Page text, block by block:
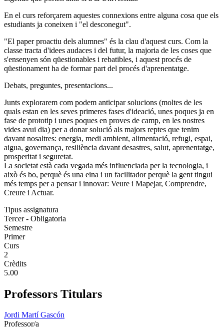
En el curs reforçarem aquestes connexions entre alguna cosa que els
estudiants ja coneixen i "el desconegut".
"El paper proactiu dels alumnes" és la clau d'aquest curs. Com la
classe tracta d'idees audaces i del futur, la majoria de les coses que
s'ensenyen són qüestionables i rebatibles, i aquest procés de
qüestionament ha de formar part del procés d'aprenentatge.
Debats, preguntes, presentacions...
Junts explorarem com podem anticipar solucions (moltes de les
quals estan en les seves primeres fases d'ideació, unes poques ja en
fase de prototip i unes poques en proves de camp, en les nostres
vides avui dia) per a donar solució als majors reptes que tenim
davant nosaltres: energia, medi ambient, alimentació, refugi, espai,
aigua, governança, resiliència davant desastres, salut, aprenentatge,
prosperitat i seguretat.
La societat està cada vegada més influenciada per la tecnologia, i
això és bo, perquè és una eina i un facilitador perquè la gent tingui
més temps per a pensar i innovar: Veure i Mapejar, Comprendre,
Creure i Actuar.
Tipus assignatura
Tercer - Obligatoria
Semestre
Primer
Curs
2
Crèdits
5.00
Professors Titulars
Jordi Martí Gascón
Professor/a